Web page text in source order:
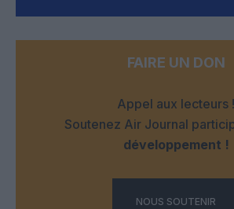
FAIRE UN DON
Appel aux lecteurs !
Soutenez Air Journal
développement !
NOUS SOUTENIR